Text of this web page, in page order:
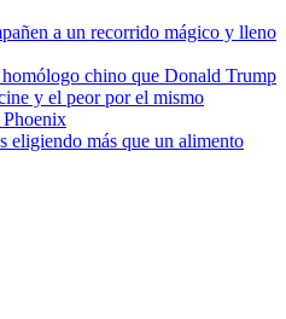
a un recorrido mágico y lleno
chino que Donald Trump
y el peor por el mismo
Phoenix
eligiendo más que un alimento